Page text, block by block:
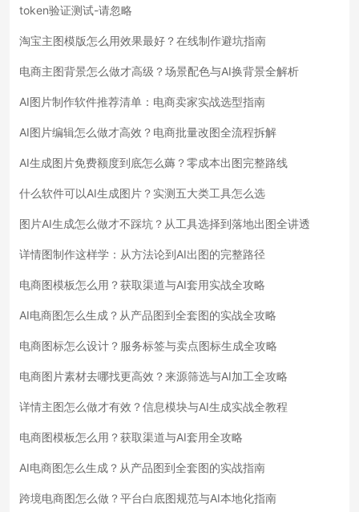
token验证测试-请忽略
淘宝主图模版怎么用效果最好？在线制作避坑指南
电商主图背景怎么做才高级？场景配色与AI换背景全解析
AI图片制作软件推荐清单：电商卖家实战选型指南
AI图片编辑怎么做才高效？电商批量改图全流程拆解
AI生成图片免费额度到底怎么薅？零成本出图完整路线
什么软件可以AI生成图片？实测五大类工具怎么选
图片AI生成怎么做才不踩坑？从工具选择到落地出图全讲透
详情图制作这样学：从方法论到AI出图的完整路径
电商图模板怎么用？获取渠道与AI套用实战全攻略
AI电商图怎么生成？从产品图到全套图的实战全攻略
电商图标怎么设计？服务标签与卖点图标生成全攻略
电商图片素材去哪找更高效？来源筛选与AI加工全攻略
详情主图怎么做才有效？信息模块与AI生成实战全教程
电商图模板怎么用？获取渠道与AI套用全攻略
AI电商图怎么生成？从产品图到全套图的实战指南
跨境电商图怎么做？平台白底图规范与AI本地化指南